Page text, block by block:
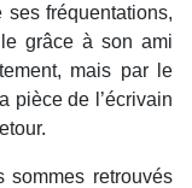
fréquentations,
grâce à son ami
mais par le
pièce de l’écrivain
sommes retrouvés